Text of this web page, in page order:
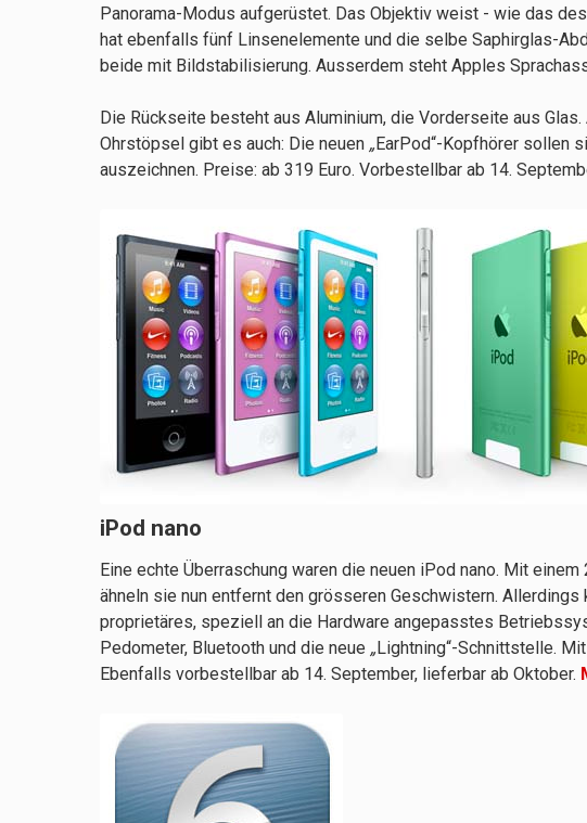
Panorama-Modus aufgerüstet. Das Objektiv weist - wie das
hat ebenfalls fünf Linsenelemente und die selbe Saphirglas-
beide mit Bildstabilisierung. Ausserdem steht Apples
Die Rückseite besteht aus Aluminium, die Vorderseite aus
Ohrstöpsel gibt es auch: Die neuen „EarPod“-Kopfhörer sollen
auszeichnen. Preise: ab 319 Euro. Vorbestellbar ab 14.
iPod nano
Eine echte Überraschung waren die neuen iPod nano. Mit
ähneln sie nun entfernt den grösseren Geschwistern.
proprietäres, speziell an die Hardware angepasstes
Pedometer, Bluetooth und die neue „Lightning“-Schnittstelle.
Ebenfalls vorbestellbar ab 14. September, lieferbar ab Oktober.